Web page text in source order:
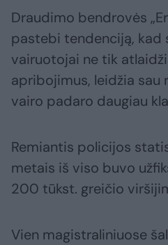
Draudimo bendrovės
pastebi tendenciją, kad
vairuotojai ne tik
apribojimus, leidžia sau
vairo padaro daugiau
Remiantis policijos
metais iš viso buvo
200 tūkst. greičio
Vien magistraliniuose